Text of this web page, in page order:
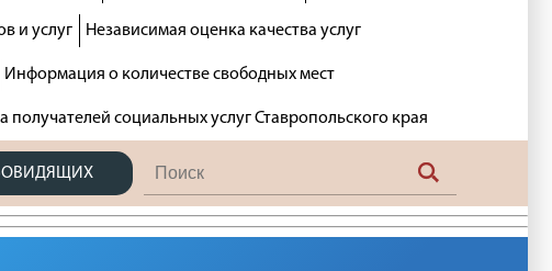
и услуг Независимая оценка качества услуг
Информация о количестве свободных мест
получателей социальных услуг Ставропольского края